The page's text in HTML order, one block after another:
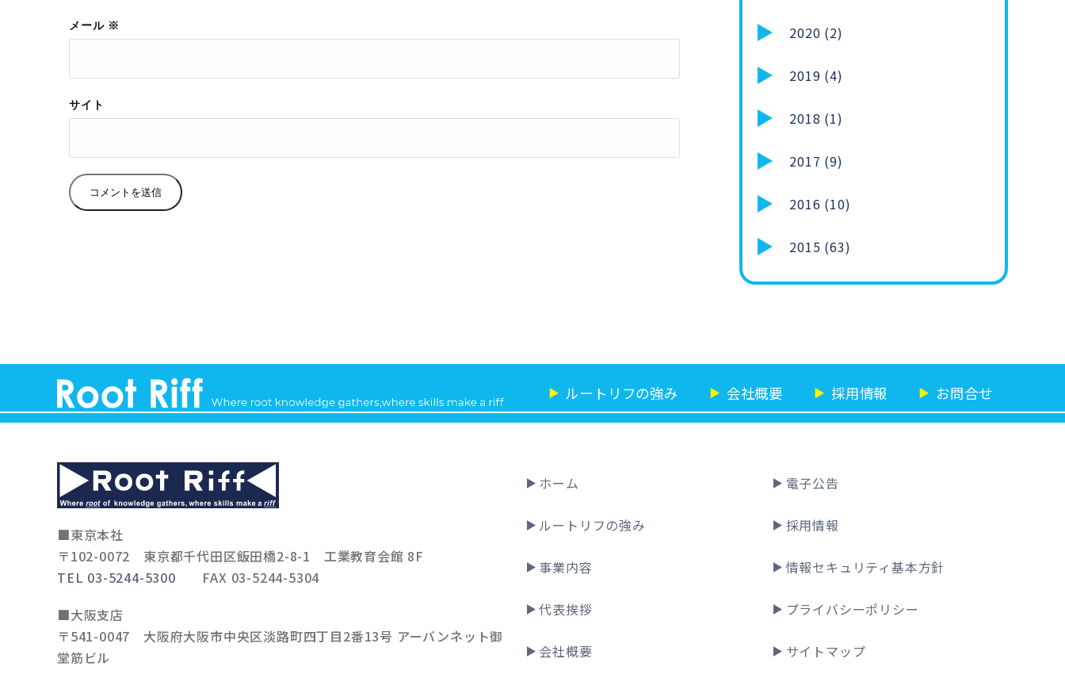
メール ※
サイト
2020 (2)
2019 (4)
2018 (1)
2017 (9)
2016 (10)
2015 (63)
▶ ルートリフの強み ▶ 会社概要 ▶ 採用情報 ▶ お問合せ
■東京本社
〒102-0072
東京都千代田区飯田橋2-8-1 工業教育会館 8F
TEL 03-5244-5300
FAX 03-5244-5304
■大阪支店
〒541-0047
大阪府大阪市中央区淡路町四丁目2番13号 アーバンネット御
堂筋ビル
ホーム
ルートリフの強み
事業内容
代表挨拶
会社概要
電子公告
採用情報
情報セキュリティ基本方針
プライバシーポリシー
サイトマップ